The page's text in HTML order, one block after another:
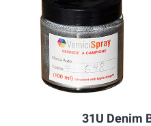
31U Denim